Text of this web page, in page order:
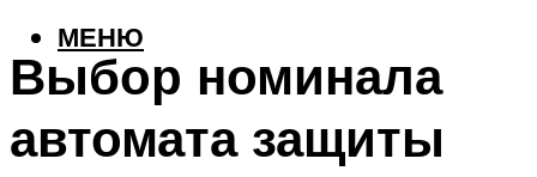
МЕНЮ
Выбор номинала
автомата защиты